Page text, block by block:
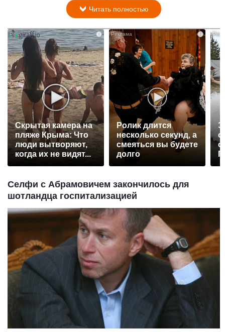
Читать полностью
i
Скрытая камера на
пляже Крыма: Что
люди вытворяют,
когда их не видят...
Ролик длится
несколько секунд, а
смеяться вы будете
долго
Селфи с Абрамовичем закончилось для
шотландца госпитализацией